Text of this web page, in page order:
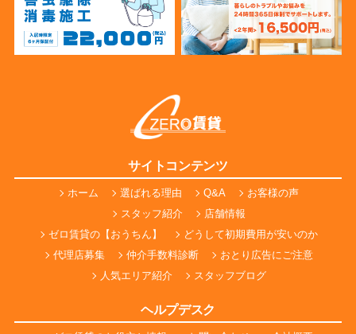
サイトコンテンツ
ホーム 選ばれる理由 Q&A
お客様の声
スタッフ紹介
店舗情報
ゼロ賃貸の【おうちん】
どうして初期費用が安いのか
代理店募集
仲介手数料診断
おとり広告にご注意
人気エリア紹介
スタッフブログ
ヘルプデスク